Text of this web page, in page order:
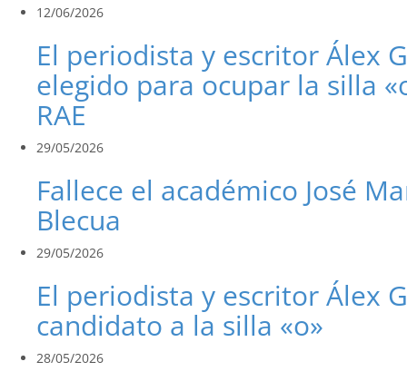
12/06/2026
El periodista y escritor Álex
elegido para ocupar la silla
RAE
29/05/2026
Fallece el académico José
Blecua
29/05/2026
El periodista y escritor Álex
candidato a la silla «o»
28/05/2026